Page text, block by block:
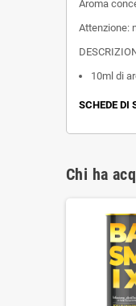
Aroma
Attenzione:
10ml di
SCHEDE DI
Chi ha